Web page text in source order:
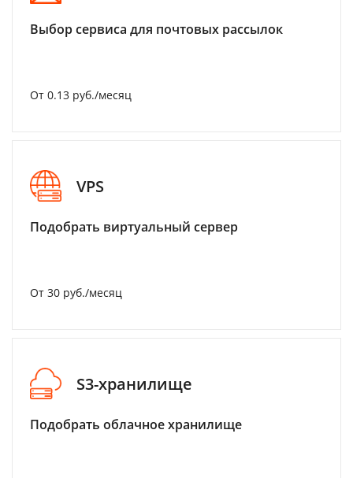
Выбор сервиса для почтовых рассылок
От 0.13 руб./месяц
VPS
Подобрать виртуальный сервер
От 30 руб./месяц
S3-хранилище
Подобрать облачное хранилище